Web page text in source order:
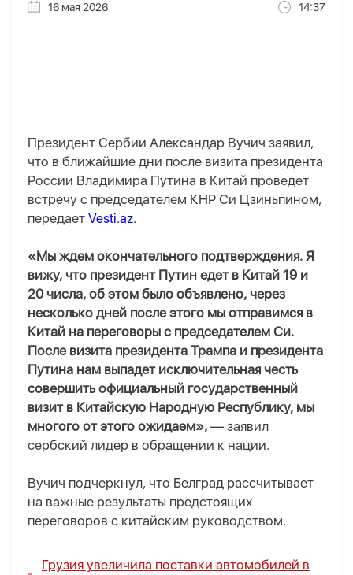
16 мая 2026 14:37
Президент Сербии Александар Вучич заявил,
что в ближайшие дни после визита президента
России Владимира Путина в Китай проведет
встречу с председателем КНР Си Цзиньпином,
передает Vesti.az.
«Мы ждем окончательного подтверждения. Я
вижу, что президент Путин едет в Китай 19 и
20 числа, об этом было объявлено, через
несколько дней после этого мы отправимся в
Китай на переговоры с председателем Си.
После визита президента Трампа и президента
Путина нам выпадет исключительная честь
совершить официальный государственный
визит в Китайскую Народную Республику, мы
многого от этого ожидаем», — заявил
сербский лидер в обращении к нации.
Вучич подчеркнул, что Белград рассчитывает
на важные результаты предстоящих
переговоров с китайским руководством.
Грузия увеличила поставки автомобилей в